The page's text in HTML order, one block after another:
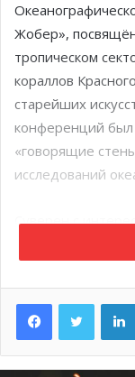
Жобер»,
тропическом
кораллов
старейших
конференций был
«говорящие
исследований
Суверен с
новинки и
сохранению
Суверен